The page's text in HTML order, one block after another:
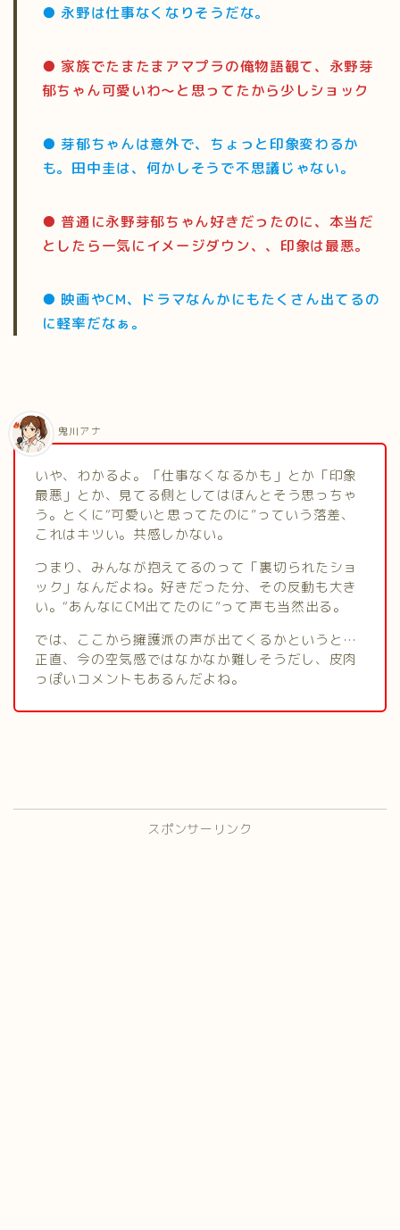
● 永野は仕事なくなりそうだな。
● 家族でたまたまアマプラの俺物語観て、永野芽
郁ちゃん可愛いわ〜と思ってたから少しショック
● 芽郁ちゃんは意外で、ちょっと印象変わるか
も。田中圭は、何かしそうで不思議じゃない。
● 普通に永野芽郁ちゃん好きだったのに、本当だ
としたら一気にイメージダウン、、印象は最悪。
● 映画やCM、ドラマなんかにもたくさん出てるの
に軽率だなぁ。
いや、わかるよ。「仕事なくなるかも」とか「印象
最悪」とか、見てる側としてはほんとそう思っちゃ
う。とくに“可愛いと思ってたのに”っていう落差、
これはキツい。共感しかない。
つまり、みんなが抱えてるのって「裏切られたショ
ック」なんだよね。好きだった分、その反動も大き
い。“あんなにCM出てたのに”って声も当然出る。
では、ここから擁護派の声が出てくるかというと…
正直、今の空気感ではなかなか難しそうだし、皮肉
っぽいコメントもあるんだよね。
鬼川アナ
スポンサーリンク